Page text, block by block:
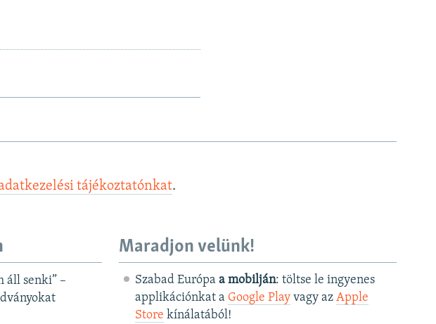
tájékoztatónkat.
áll senki” –
Maradjon velünk!
Szabad Európa a mobilján: töltse le ingyenes
applikációnkat a Google Playvagy az Apple
Store kínálatából!